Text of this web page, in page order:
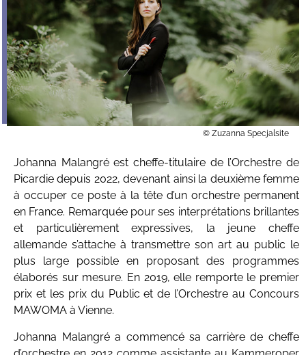
© Zuzanna Specjalsite
Johanna Malangré est cheffe-titulaire de l’Orchestre de
Picardie depuis 2022, devenant ainsi la deuxième femme
à occuper ce poste à la tête d’un orchestre permanent
en France. Remarquée pour ses interprétations brillantes
et particulièrement expressives, la jeune cheffe
allemande s’attache à transmettre son art au public le
plus large possible en proposant des programmes
élaborés sur mesure. En 2019, elle remporte le premier
prix et les prix du Public et de l’Orchestre au Concours
MAWOMA à Vienne.
Johanna Malangré a commencé sa carrière de cheffe